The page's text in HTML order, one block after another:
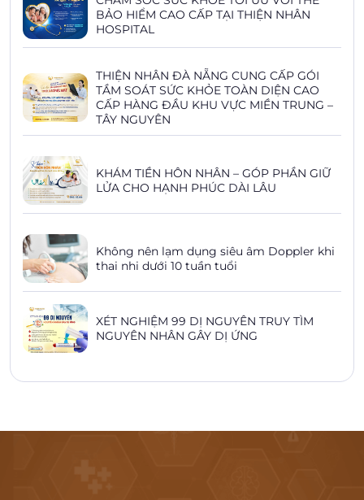
BẢO HIỂM CAO CẤP TẠI THIỆN NHÂN
HOSPITAL
THIỆN NHÂN ĐÀ NẴNG CUNG CẤP GÓI
TẦM SOÁT SỨC KHỎE TOÀN DIỆN CAO
CẤP HÀNG ĐẦU KHU VỰC MIỀN TRUNG –
TÂY NGUYÊN
KHÁM TIỀN HÔN NHÂN – GÓP PHẦN GIỮ
LỬA CHO HẠNH PHÚC DÀI LÂU
Không nên lạm dụng siêu âm Doppler khi
thai nhi dưới 10 tuần tuổi
XÉT NGHIỆM 99 DỊ NGUYÊN TRUY TÌM
NGUYÊN NHÂN GÂY DỊ ỨNG